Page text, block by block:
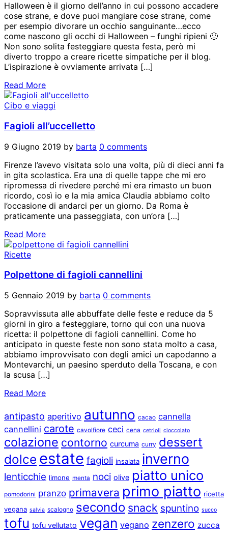
Halloween è il giorno dell’anno in cui possono accadere
cose strane, e dove puoi mangiare cose strane, come
per esempio divorare un occhio sanguinante…ecco
come nascono gli occhi di Halloween – funghi ripieni 🙂
Non sono solita festeggiare questa festa, però mi
diverto troppo a creare ricette simpatiche per il blog.
L’ispirazione è ovviamente arrivata […]
Read More
Cibo e viaggi
Fagioli all’uccelletto
9 Giugno 2019 by barta 0 comments
Firenze l’avevo visitata solo una volta, più di dieci anni fa
in gita scolastica. Era una di quelle tappe che mi ero
ripromessa di rivedere perché mi era rimasto un buon
ricordo, così io e la mia amica Claudia abbiamo colto
l’occasione di andarci per un giorno. Da Roma è
praticamente una passeggiata, con un’ora […]
Read More
Ricette
Polpettone di fagioli cannellini
5 Gennaio 2019 by barta 0 comments
Sopravvissuta alle abbuffate delle feste e reduce da 5
giorni in giro a festeggiare, torno qui con una nuova
ricetta: il polpettone di fagioli cannellini. Come ho
anticipato in queste feste non sono stata molto a casa,
abbiamo improvvisato con degli amici un capodanno a
Montevarchi, un paesino sperduto della Toscana, e con
la scusa […]
Read More
antipasto aperitivo autunno cacao cannella
cannellini carote cavolfiore ceci cena cetrioli cioccolato
colazione contorno curcuma curry dessert
dolce estate fagioli insalata inverno
lenticchie limone menta noci olive piatto unico
pomodorini pranzo primavera primo piatto ricetta
vegana salvia scalogno secondo snack spuntino succo
tofu tofu vellutato vegan vegano zenzero zucca